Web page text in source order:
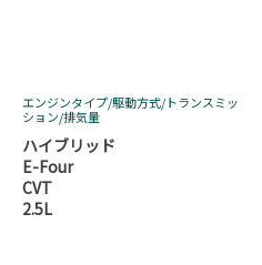
エンジンタイプ/駆動方式/トランスミッ
ション/排気量
ハイブリッド
E-Four
CVT
2.5L